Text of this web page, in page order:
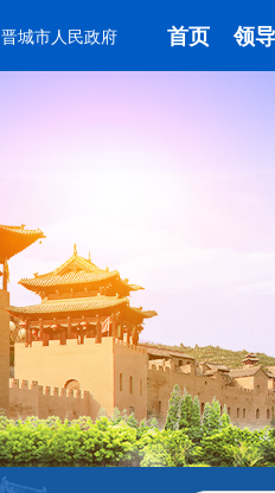
晋城市人民政府 首页 领